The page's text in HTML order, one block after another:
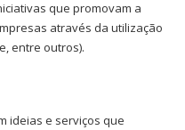
que promovam a
através da utilização
entre outros).
ideias e serviços que